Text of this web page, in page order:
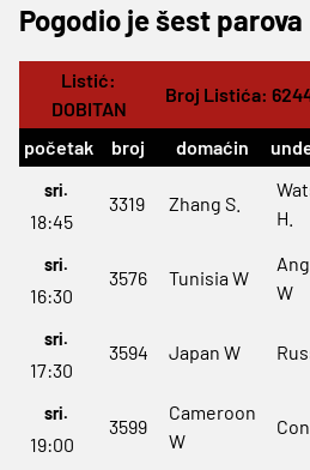
Pogodio je šest parova
Listić:
DOBITAN
Broj Listića:
početak
broj domaćin
sri.
18:45
3319 Zhang S.
H.
sri.
16:30
3576 Tunisia W
W
sri.
17:30
3594 Japan W
sri.
19:00
3599
Cameroon
W